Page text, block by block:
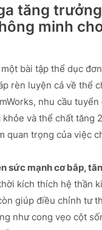
tăng
minh
bài tập thể dục
rèn luyện cả về thể
nhu cầu tuyển
và thể chất tăng
quan trọng của việc
sức mạnh cơ bắp,
kích thích hệ thần
giúp điều chỉnh tư
như cong vẹo cột